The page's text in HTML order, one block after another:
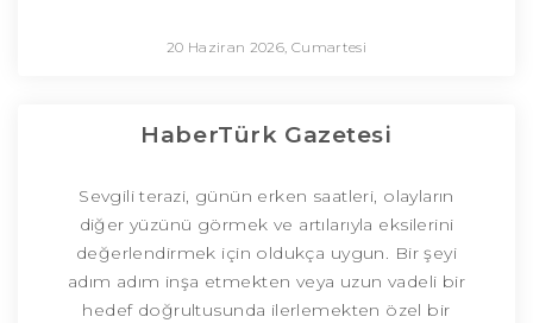
20 Haziran 2026, Cumartesi
HaberTürk Gazetesi
Sevgili terazi, günün erken saatleri, olayların
diğer yüzünü görmek ve artılarıyla eksilerini
değerlendirmek için oldukça uygun. Bir şeyi
adım adım inşa etmekten veya uzun vadeli bir
hedef doğrultusunda ilerlemekten özel bir